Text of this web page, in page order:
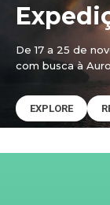
De 17 a 25 de
com busca à
EXPLORE